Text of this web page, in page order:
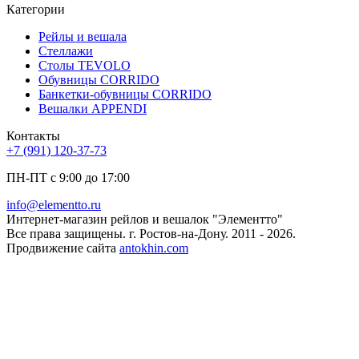
Категории
Рейлы и вешала
Стеллажи
Столы TEVOLO
Обувницы CORRIDO
Банкетки-обувницы CORRIDO
Вешалки APPENDI
Контакты
+7 (991) 120-37-73
ПН-ПТ с 9:00 до 17:00
info@elementto.ru
Интернет-магазин рейлов и вешалок "Элементто"
Все права защищены. г. Ростов-на-Дону. 2011 - 2026.
Продвижение сайта antokhin.com